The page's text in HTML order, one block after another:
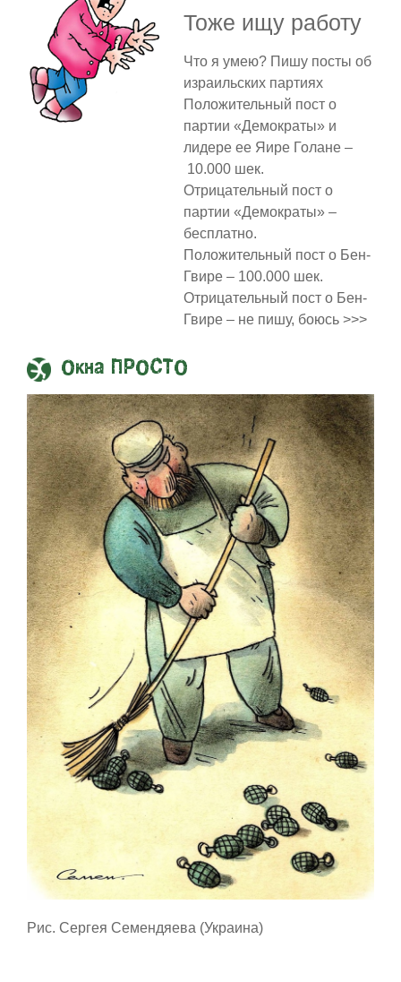
Тоже ищу работу
Что я умею? Пишу посты об
израильских партиях
Положительный пост о
партии «Демократы» и
лидере ее Яире Голане –
10.000 шек.
Отрицательный пост о
партии «Демократы» –
бесплатно.
Положительный пост о Бен-
Гвире – 100.000 шек.
Отрицательный пост о Бен-
Гвире – не пишу, боюсь >>>
Окна ПРОСТО
Рис. Сергея Семендяева (Украина)